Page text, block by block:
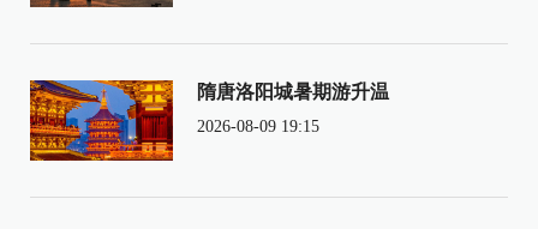
隋唐洛阳城暑期游升温
2026-08-09 19:15